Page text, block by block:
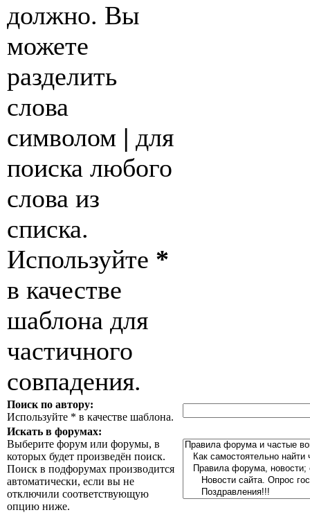
должно. Вы
можете
разделить
слова
символом | для
поиска любого
слова из
списка.
Используйте *
в качестве
шаблона для
частичного
совпадения.
Поиск по автору:
Используйте * в качестве шаблона.
Искать в форумах:
Выберите форум или форумы, в
которых будет произведён поиск.
Поиск в подфорумах производится
автоматически, если вы не
отключили соответствующую
опцию ниже.